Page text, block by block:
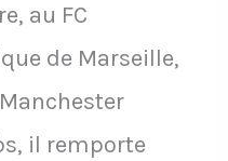
au FC
de Marseille,
il remporte